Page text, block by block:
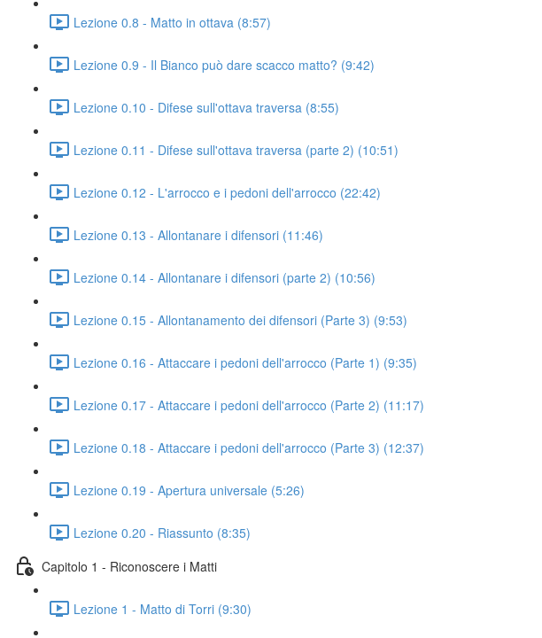
Lezione 0.8 - Matto in ottava (8:57)
Lezione 0.9 - Il Bianco può dare scacco matto? (9:42)
Lezione 0.10 - Difese sull'ottava traversa (8:55)
Lezione 0.11 - Difese sull'ottava traversa (parte 2) (10:51)
Lezione 0.12 - L'arrocco e i pedoni dell'arrocco (22:42)
Lezione 0.13 - Allontanare i difensori (11:46)
Lezione 0.14 - Allontanare i difensori (parte 2) (10:56)
Lezione 0.15 - Allontanamento dei difensori (Parte 3) (9:53)
Lezione 0.16 - Attaccare i pedoni dell'arrocco (Parte 1) (9:35)
Lezione 0.17 - Attaccare i pedoni dell'arrocco (Parte 2) (11:17)
Lezione 0.18 - Attaccare i pedoni dell'arrocco (Parte 3) (12:37)
Lezione 0.19 - Apertura universale (5:26)
Lezione 0.20 - Riassunto (8:35)
Capitolo 1 - Riconoscere i Matti
Lezione 1 - Matto di Torri (9:30)